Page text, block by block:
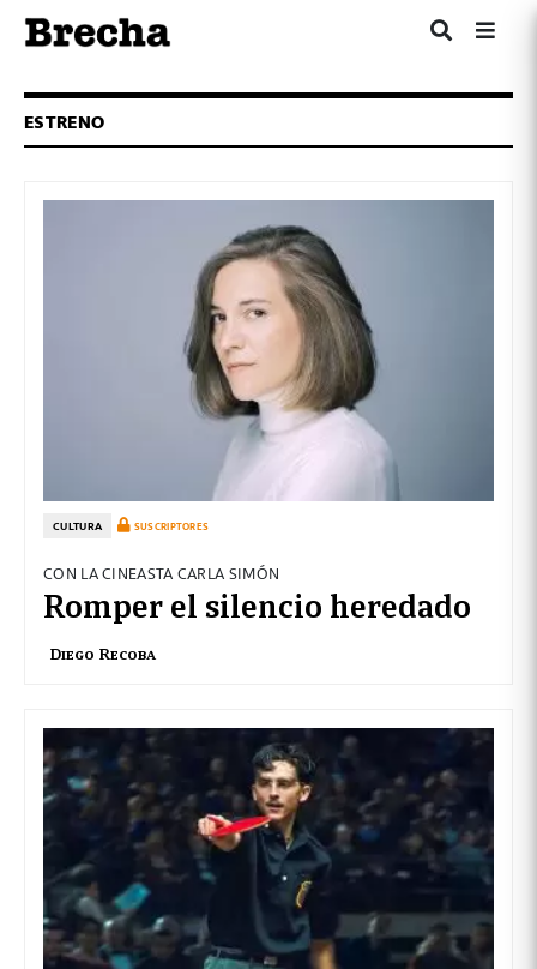
ESTRENO
CULTURA SUSCRIPTORES
CON LA CINEASTA CARLA SIMÓN
Romper el silencio heredado
Diego Recoba